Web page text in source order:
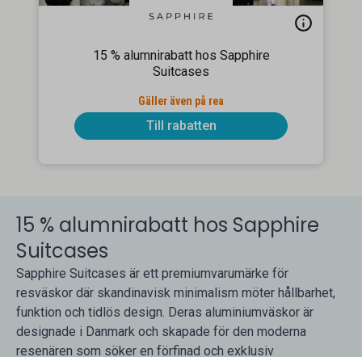
15 % alumnirabatt hos Sapphire
Suitcases
Gäller även på rea
Till rabatten
15 % alumnirabatt hos Sapphire
Suitcases
Sapphire Suitcases är ett premiumvarumärke för
resväskor där skandinavisk minimalism möter hållbarhet,
funktion och tidlös design. Deras aluminiumväskor är
designade i Danmark och skapade för den moderna
resenären som söker en förfinad och exklusiv